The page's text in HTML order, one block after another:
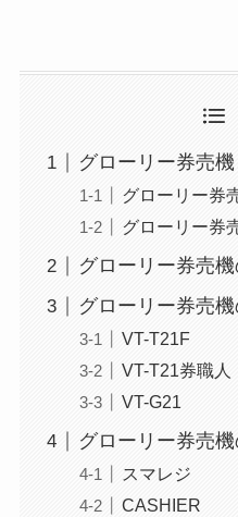
グローリー券売機
グローリー券
グローリー券
グローリー券売
グローリー券売
VT-T21F
VT-T21券職人
VT-G21
グローリー券売
スマレジ
CASHIER